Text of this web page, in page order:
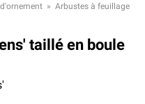
» Arbustes à feuillage
taillé en boule